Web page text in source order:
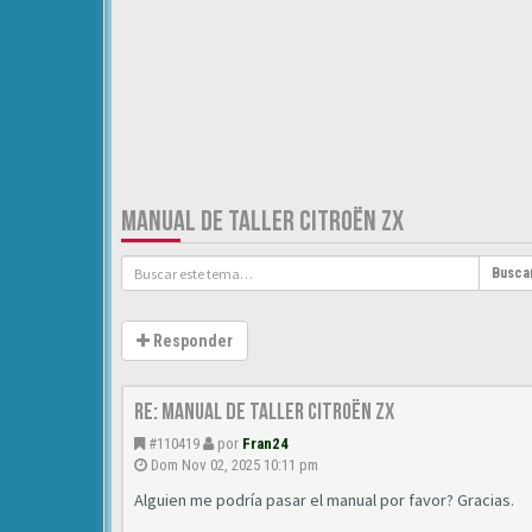
MANUAL DE TALLER CITROËN ZX
Responder
Re: Manual de Taller Citroën ZX
#110419 por Fran24
Dom Nov 02, 2025 10:11 pm
Alguien me podría pasar el manual por favor? Gracias.